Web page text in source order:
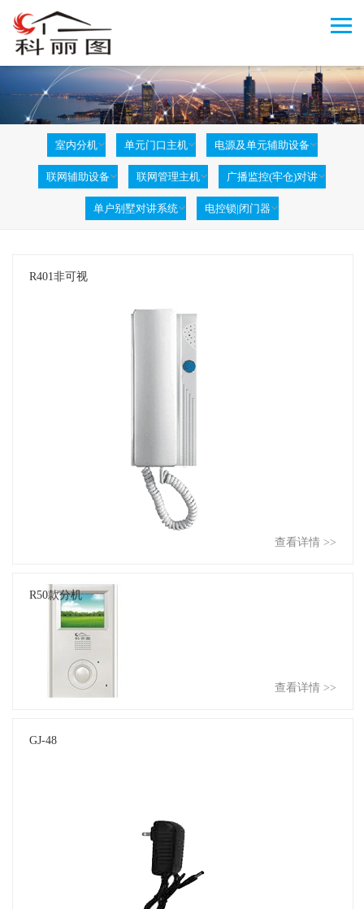
室内分机 单元门口主机 电源及单元辅助设备
联网辅助设备 联网管理主机 广播监控(牢仓)对讲
单户别墅对讲系统 电控锁|闭门器
R401非可视
查看详情 >>
R50款分机
查看详情 >>
GJ-48